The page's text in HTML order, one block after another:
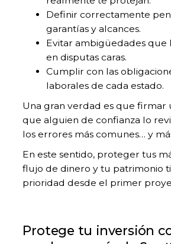
Definir correctamente
garantías y alcances.
Evitar ambigüedades
en disputas caras.
Cumplir con las
laborales de cada estado.
Una gran verdad es que firmar
que alguien de confianza lo
los errores más comunes… y
En este sentido, proteger tus
flujo de dinero y tu patrimonio
prioridad desde el primer
Protege tu inversión